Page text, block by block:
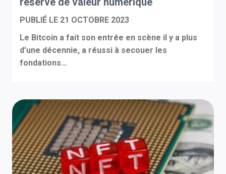
PUBLIÉ LE 21 OCTOBRE 2023
Le Bitcoin a fait son entrée en scène il y a plus
d’une décennie, a réussi à secouer les
fondations...